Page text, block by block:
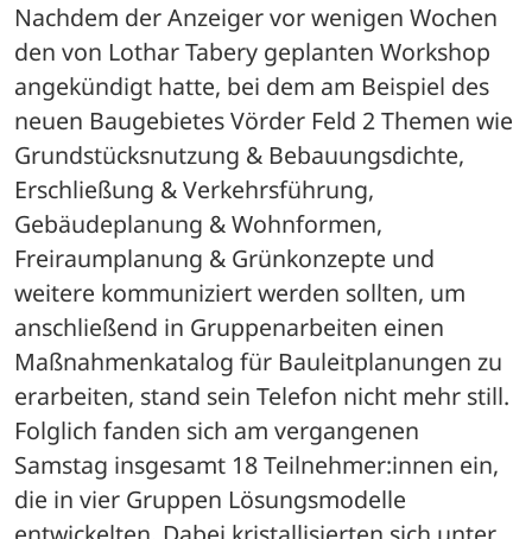
Nachdem der Anzeiger vor wenigen Wochen
den von Lothar Tabery geplanten Workshop
angekündigt hatte, bei dem am Beispiel des
neuen Baugebietes Vörder Feld 2 Themen wie
Grundstücksnutzung & Bebauungsdichte,
Erschließung & Verkehrsführung,
Gebäudeplanung & Wohnformen,
Freiraumplanung & Grünkonzepte und
weitere kommuniziert werden sollten, um
anschließend in Gruppenarbeiten einen
Maßnahmenkatalog für Bauleitplanungen zu
erarbeiten, stand sein Telefon nicht mehr still.
Folglich fanden sich am vergangenen
Samstag insgesamt 18 Teilnehmer:innen ein,
die in vier Gruppen Lösungsmodelle